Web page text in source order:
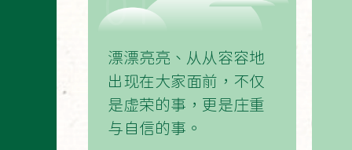
漂漂亮亮、从从容容地
出现在大家面前，不仅
是虚荣的事，更是庄重
与自信的事。